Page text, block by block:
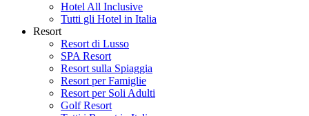
Hotel All Inclusive
Tutti gli Hotel in Italia
Resort
Resort di Lusso
SPA Resort
Resort sulla Spiaggia
Resort per Famiglie
Resort per Soli Adulti
Golf Resort